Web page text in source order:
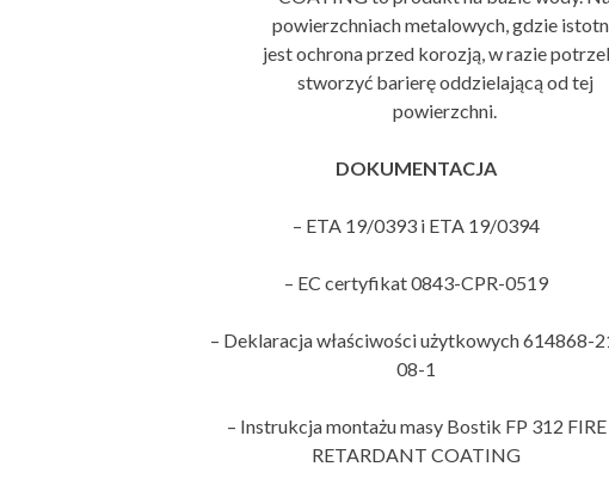
powierzchniach metalowych, gdzie
jest ochrona przed korozją, w razie
stworzyć barierę oddzielającą od tej
powierzchni.
DOKUMENTACJA
– ETA 19/0393 i ETA 19/0394
– EC certyfikat 0843-CPR-0519
– Deklaracja właściwości użytkowych 614868-
08-1
– Instrukcja montażu masy Bostik FP 312 FIRE
RETARDANT COATING